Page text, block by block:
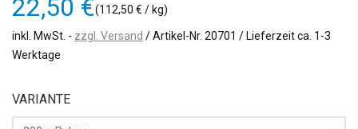
22,50 €(112,50 € / kg)
inkl. MwSt. zzgl. Versand / Artikel-Nr. 20701 / Lieferzeit ca. 1-3
Werktage
VARIANTE